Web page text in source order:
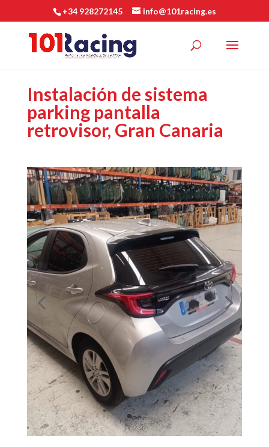
+34 928272145 info@101racing.es
Instalación de sistema
parking pantalla
retrovisor, Gran Canaria